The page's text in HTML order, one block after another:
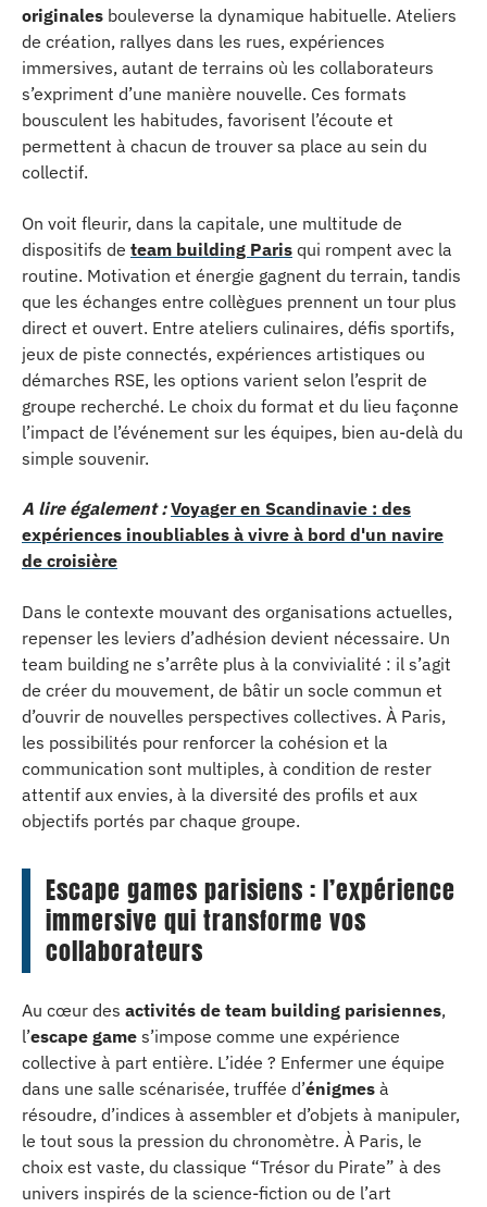
originales bouleverse la dynamique habituelle. Ateliers
de création, rallyes dans les rues, expériences
immersives, autant de terrains où les collaborateurs
s’expriment d’une manière nouvelle. Ces formats
bousculent les habitudes, favorisent l’écoute et
permettent à chacun de trouver sa place au sein du
collectif.
On voit fleurir, dans la capitale, une multitude de
dispositifs de team building Paris qui rompent avec la
routine. Motivation et énergie gagnent du terrain, tandis
que les échanges entre collègues prennent un tour plus
direct et ouvert. Entre ateliers culinaires, défis sportifs,
jeux de piste connectés, expériences artistiques ou
démarches RSE, les options varient selon l’esprit de
groupe recherché. Le choix du format et du lieu façonne
l’impact de l’événement sur les équipes, bien au-delà du
simple souvenir.
A lire également : Voyager en Scandinavie : des
expériences inoubliables à vivre à bord d'un navire
de croisière
Dans le contexte mouvant des organisations actuelles,
repenser les leviers d’adhésion devient nécessaire. Un
team building ne s’arrête plus à la convivialité : il s’agit
de créer du mouvement, de bâtir un socle commun et
d’ouvrir de nouvelles perspectives collectives. À Paris,
les possibilités pour renforcer la cohésion et la
communication sont multiples, à condition de rester
attentif aux envies, à la diversité des profils et aux
objectifs portés par chaque groupe.
Escape games parisiens : l’expérience
immersive qui transforme vos
collaborateurs
Au cœur des activités de team building parisiennes,
l’escape game s’impose comme une expérience
collective à part entière. L’idée ? Enfermer une équipe
dans une salle scénarisée, truffée d’énigmes à
résoudre, d’indices à assembler et d’objets à manipuler,
le tout sous la pression du chronomètre. À Paris, le
choix est vaste, du classique “Trésor du Pirate” à des
univers inspirés de la science-fiction ou de l’art